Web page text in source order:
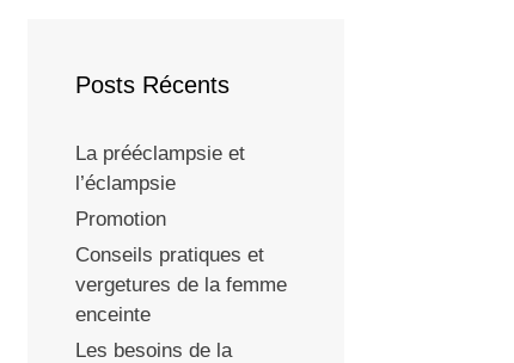
Posts Récents
La prééclampsie et
l’éclampsie
Promotion
Conseils pratiques et
vergetures de la femme
enceinte
Les besoins de la